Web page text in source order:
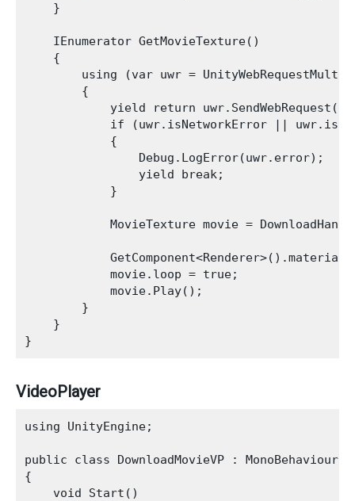
    }
    IEnumerator GetMovieTexture()
    {
using (var uwr =
        {
            yield return uwr.SendWebRequest();
if (uwr.isNetworkError ||
            {
                Debug.LogError(uwr.error);
                yield break;
            }
MovieTexture movie =
            movie.loop = true;
            movie.Play();
        }
    }
VideoPlayer
using UnityEngine;
public class DownloadMovieVP : MonoBehaviour
{
    void Start()